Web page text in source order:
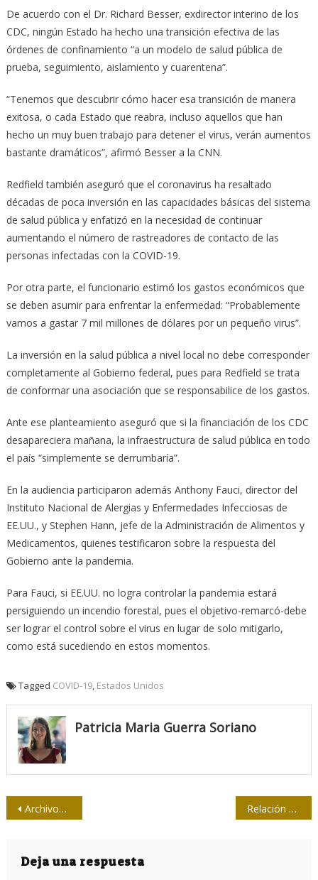
De acuerdo con el Dr. Richard Besser, exdirector interino de los
CDC, ningún Estado ha hecho una transición efectiva de las
órdenes de confinamiento “a un modelo de salud pública de
prueba, seguimiento, aislamiento y cuarentena”.
“Tenemos que descubrir cómo hacer esa transición de manera
exitosa, o cada Estado que reabra, incluso aquellos que han
hecho un muy buen trabajo para detener el virus, verán aumentos
bastante dramáticos”, afirmó Besser a la CNN.
Redfield también aseguró que el coronavirus ha resaltado
décadas de poca inversión en las capacidades básicas del sistema
de salud pública y enfatizó en la necesidad de continuar
aumentando el número de rastreadores de contacto de las
personas infectadas con la COVID-19.
Por otra parte, el funcionario estimó los gastos económicos que
se deben asumir para enfrentar la enfermedad: “Probablemente
vamos a gastar 7 mil millones de dólares por un pequeño virus”.
La inversión en la salud pública a nivel local no debe corresponder
completamente al Gobierno federal, pues para Redfield se trata
de conformar una asociación que se responsabilice de los gastos.
Ante ese planteamiento aseguró que si la financiación de los CDC
desapareciera mañana, la infraestructura de salud pública en todo
el país “simplemente se derrumbaría”.
En la audiencia participaron además Anthony Fauci, director del
Instituto Nacional de Alergias y Enfermedades Infecciosas de
EE.UU., y Stephen Hann, jefe de la Administración de Alimentos y
Medicamentos, quienes testificaron sobre la respuesta del
Gobierno ante la pandemia.
Para Fauci, si EE.UU. no logra controlar la pandemia estará
persiguiendo un incendio forestal, pues el objetivo-remarcó-debe
ser lograr el control sobre el virus en lugar de solo mitigarlo,
como está sucediendo en estos momentos.
Tagged COVID-19, Estados Unidos
Patricia Maria Guerra Soriano
Navegación
entradas
Archivos en Cuba: El viaje de Carlos Gardel a La Habana Relación de participantes en el Concurso Nacional de Periodismo
Deja una respuesta